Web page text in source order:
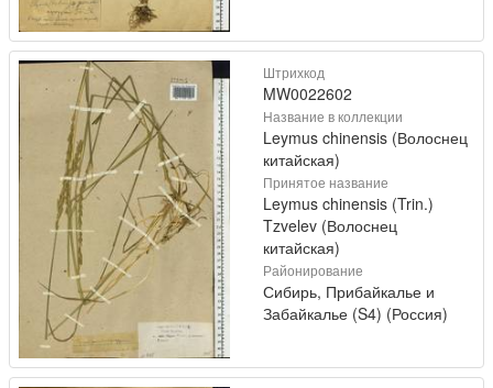
Штрихкод
MW0022602
Название в коллекции
Leymus chinensis (Волоснец
китайская)
Принятое название
Leymus chinensis (Trin.)
Tzvelev (Волоснец
китайская)
Районирование
Сибирь, Прибайкалье и
Забайкалье (S4) (Россия)